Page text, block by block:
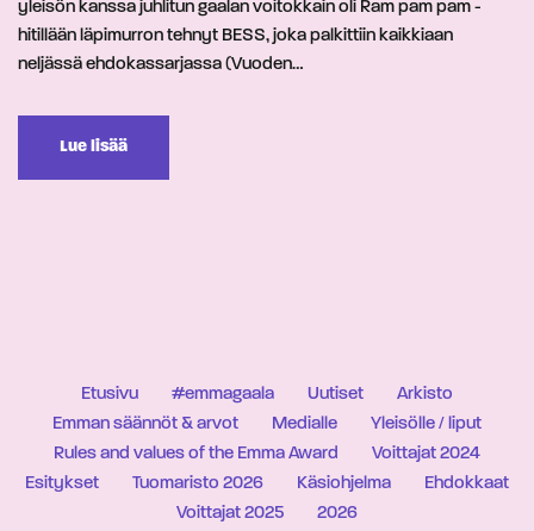
yleisön kanssa juhlitun gaalan voitokkain oli Ram pam pam -
hitillään läpimurron tehnyt BESS, joka palkittiin kaikkiaan
neljässä ehdokassarjassa (Vuoden…
Lue lisää
Etusivu #emmagaala Uutiset
Arkisto
Emman säännöt & arvot
Medialle
Yleisölle / liput
Rules and values of the Emma Award
Voittajat 2024
Esitykset
Tuomaristo 2026 Käsiohjelma
Ehdokkaat
Voittajat 2025
2026